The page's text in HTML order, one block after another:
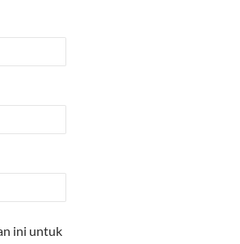
ini untuk